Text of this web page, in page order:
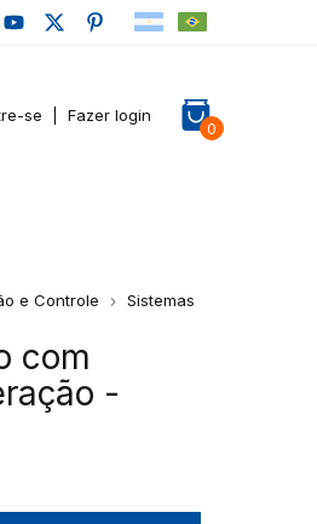
se Fazer login
0
e Controle
Sistemas
com
-